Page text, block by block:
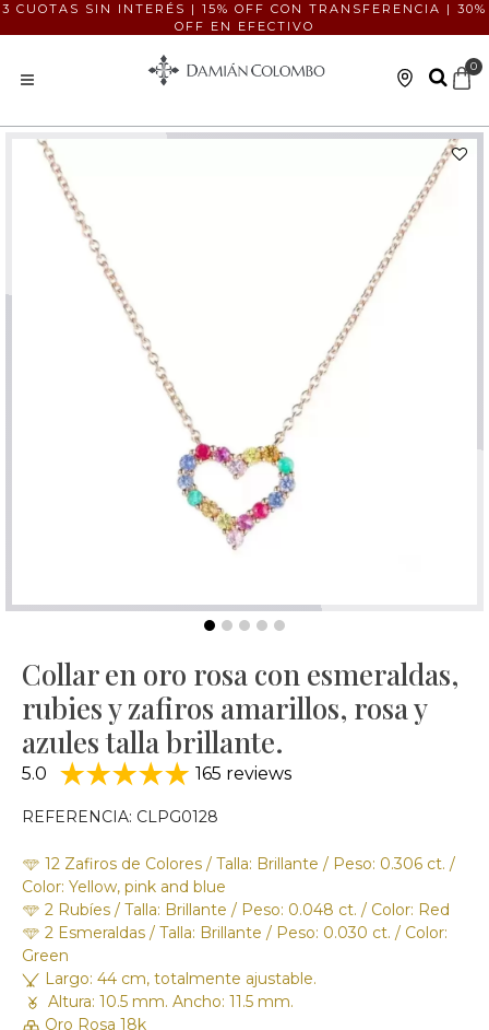
3 CUOTAS SIN INTERÉS | 15% OFF CON TRANSFERENCIA | 30%
OFF EN EFECTIVO
0
Collar en oro rosa con esmeraldas,
rubies y zafiros amarillos, rosa y
azules talla brillante.
5.0 165 reviews
REFERENCIA: CLPG0128
12 Zafiros de Colores / Talla: Brillante / Peso: 0.306 ct. /
Color: Yellow, pink and blue
2 Rubí­es / Talla: Brillante / Peso: 0.048 ct. / Color: Red
2 Esmeraldas / Talla: Brillante / Peso: 0.030 ct. / Color:
Green
Largo: 44 cm, totalmente ajustable.
Altura: 10.5 mm. Ancho: 11.5 mm.
Oro Rosa 18k